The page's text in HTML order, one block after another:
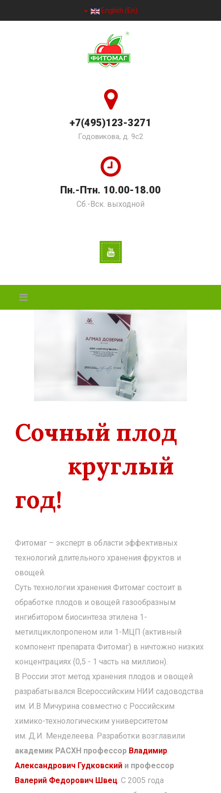
English (En)
+7(495)123-3271
Годовикова, д. 9с2
Пн.-Птн. 10.00-18.00
Сб.-Вск. выходной
Сочный плод
круглый
год!
Фитомаг – эксперт в области эффективных
технологий длительного хранения фруктов и
овощей.
Суть технологии хранения Фитомаг состоит в
обработке плодов и овощей газообразным
ингибитором биосинтеза этилена 1-
метилциклопропеном или 1-МЦП (активный
компонент препарата Фитомаг) в ничтожно низких
концентрациях (0,5 - 1 часть на миллион).
В России этот метод хранения плодов и овощей
разрабатывался Всероссийским НИИ садоводства
им. И.В Мичурина совместно с Российским
химико-технологическим университетом
им. Д.И. Менделеева. Разработки возглавили
академик РАСХН профессор Владимир
Александрович Гудковский и профессор
Валерий Федорович Швец. С 2005 года